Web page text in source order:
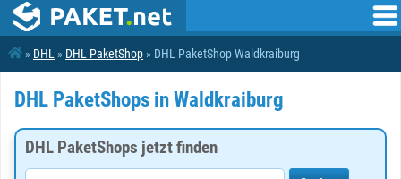
» DHL » DHL PaketShop » DHL PaketShop Waldkraiburg
DHL PaketShops in Waldkraiburg
DHL PaketShops jetzt finden